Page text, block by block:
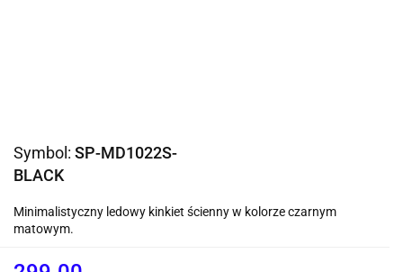
Symbol: SP-MD1022S-
BLACK
Minimalistyczny ledowy kinkiet ścienny w kolorze czarnym
matowym.